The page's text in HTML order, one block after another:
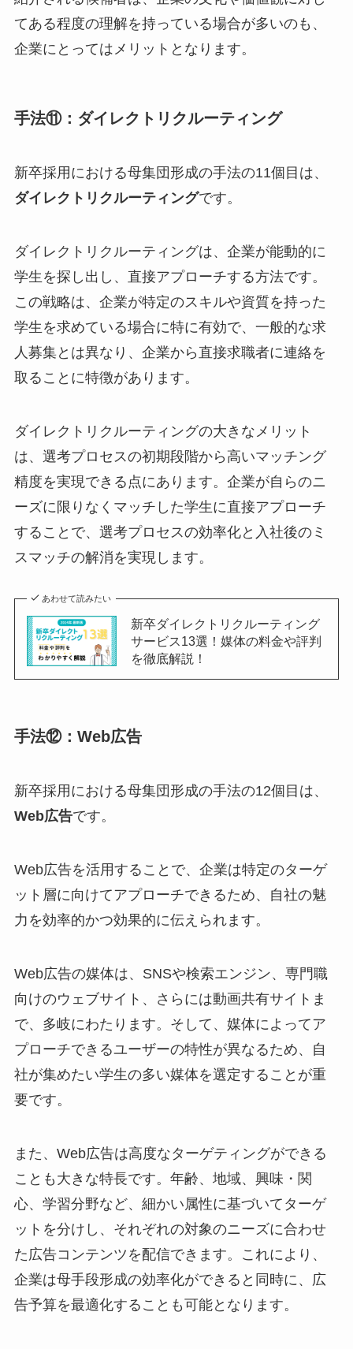
てある程度の理解を持っている場合が多いのも、
企業にとってはメリットとなります。
手法⑪：ダイレクトリクルーティング
新卒採用における母集団形成の手法の11個目は、
ダイレクトリクルーティングです。
ダイレクトリクルーティングは、企業が能動的に
学生を探し出し、直接アプローチする方法です。
この戦略は、企業が特定のスキルや資質を持った
学生を求めている場合に特に有効で、一般的な求
人募集とは異なり、企業から直接求職者に連絡を
取ることに特徴があります。
ダイレクトリクルーティングの大きなメリット
は、選考プロセスの初期段階から高いマッチング
精度を実現できる点にあります。企業が自らのニ
ーズに限りなくマッチした学生に直接アプローチ
することで、選考プロセスの効率化と入社後のミ
スマッチの解消を実現します。
あわせて読みたい
新卒ダイレクトリクルーティング
サービス13選！媒体の料金や評判
を徹底解説！
手法⑫：Web広告
新卒採用における母集団形成の手法の12個目は、
Web広告です。
Web広告を活用することで、企業は特定のターゲ
ット層に向けてアプローチできるため、自社の魅
力を効率的かつ効果的に伝えられます。
Web広告の媒体は、SNSや検索エンジン、専門職
向けのウェブサイト、さらには動画共有サイトま
で、多岐にわたります。そして、媒体によってア
プローチできるユーザーの特性が異なるため、自
社が集めたい学生の多い媒体を選定することが重
要です。
また、Web広告は高度なターゲティングができる
ことも大きな特長です。年齢、地域、興味・関
心、学習分野など、細かい属性に基づいてターゲ
ットを分けし、それぞれの対象のニーズに合わせ
た広告コンテンツを配信できます。これにより、
企業は母手段形成の効率化ができると同時に、広
告予算を最適化することも可能となります。